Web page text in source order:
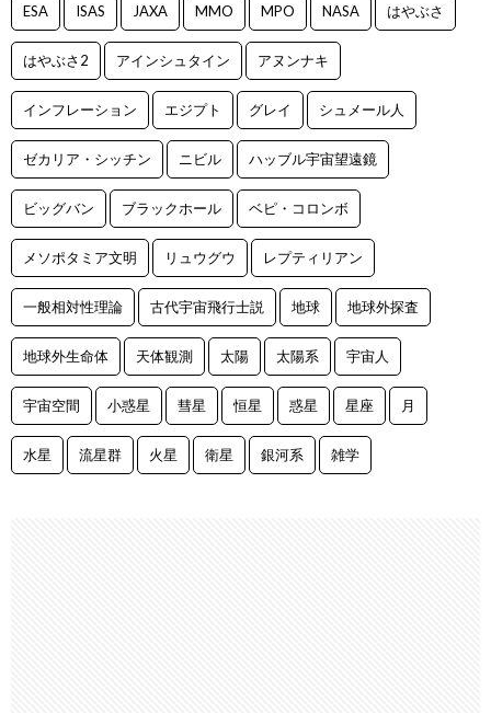
ESA ISAS JAXA MMO MPO NASA はやぶさ
はやぶさ2 アインシュタイン アヌンナキ
インフレーション エジプト グレイ シュメール人
ゼカリア・シッチン ニビル ハッブル宇宙望遠鏡
ビッグバン ブラックホール ベピ・コロンボ
メソポタミア文明 リュウグウ レプティリアン
一般相対性理論 古代宇宙飛行士説 地球 地球外探査
地球外生命体 天体観測 太陽 太陽系 宇宙人
宇宙空間 小惑星 彗星 恒星 惑星 星座 月
水星 流星群 火星 衛星 銀河系 雑学